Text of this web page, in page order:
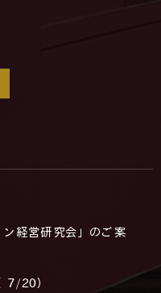
経営研究会」のご案
7/20）